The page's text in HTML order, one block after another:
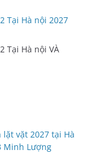
Tại Hà nội 2027
Tại Hà nội VÀ
vặt 2027 tại Hà
Minh Lượng